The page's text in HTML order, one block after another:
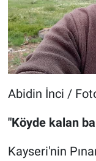
Abidin İnci /
"Köyde kalan
Kayseri'nin